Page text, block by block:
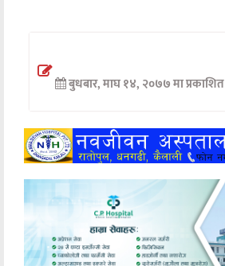
अन्तर्वार्ता
खेलकुद
मनोरञ्जन
अन्य
बुधबार, माघ १४, २०७७ मा प्रकाशित